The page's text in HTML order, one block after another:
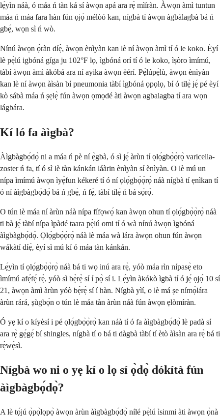
lẹ́yìn náà, ó máa ń tàn ká sí àwọn apá ara rẹ̀ mìíràn. Àwọn àmì tuntun
máa ń máa fara hàn fún ọjọ́ mélòó kan, nígbà tí àwọn àgbàlagbà bá ń
gbẹ́, wọn sì ń wò.
Nínú àwọn ọ̀ràn díẹ̀, àwọn ènìyàn kan lè ní àwọn àmì tí ó le koko. Èyí
lè pẹ̀lú igbóná gíga ju 102°F lọ, ìgbóná orí tí ó le koko, ìṣòro ìmímú,
tàbí àwọn àmì àkóbá ara ní ayika àwọn èérí. Pẹ̀lúpẹ̀lù, àwọn ènìyàn
kan lè ní àwọn àìsàn bí pneumonia tàbí ìgbóná ọpọlọ, bí ó tilẹ̀ jẹ́ pé èyí
kò sábà máa ń ṣẹlẹ̀ fún àwọn ọmọdé àti àwọn agbalagba tí ara wọn
lágbára.
Kí ló fa àìgbà?
Àìgbàgbọ́dọ̀ ni a máa ń pè ní ẹ̀gbà, ó sì jẹ́ àrùn tí ọlọ́gbọ̀ọ̀rọ̀ varicella-
zoster ń fa, tí ó sì lè tàn kánkán láàrin ènìyàn sí ènìyàn. O lè mú un
nípa ìmímú àwọn ìyẹ̀fun kékeré tí ó ní ọlọ́gbọ̀ọ̀rọ̀ náà nígbà tí ẹnìkan tí
ó ní àìgbàgbọ́dọ̀ bá ń gbẹ̀, ń fẹ́, tàbí tilẹ̀ ń bá sọ̀rọ̀.
O tún lè máa ní àrùn náà nípa fífọwọ́ kan àwọn ohun tí ọlọ́gbọ̀ọ̀rọ̀ náà
ti bà jẹ́ tàbí nípa ìpàdé taara pẹ̀lú omi tí ó wà nínú àwọn ìgbóná
àìgbàgbọ́dọ̀. Ọlọ́gbọ̀ọ̀rọ̀ náà lè máa wà lára àwọn ohun fún àwọn
wákàtí díẹ̀, èyí sì mú kí ó máa tàn kánkán.
Lẹ́yìn tí ọlọ́gbọ̀ọ̀rọ̀ náà bá ti wọ inú ara rẹ̀, yóò máa rìn nípasẹ̀ eto
ìmímú afẹ́fẹ́ rẹ̀, yóò sì bẹ̀rẹ̀ sí í pọ̀ sí i. Lẹ́yìn àkókò ìgbà tí ó jẹ́ ọjọ́ 10 sí
21, àwọn àmì àrùn yóò bẹ̀rẹ̀ sí í hàn. Nígbà yìí, o lè má ṣe nímọ̀lára
àrùn rárá, ṣùgbọ́n o tún lè máa tàn àrùn náà fún àwọn ẹlòmíràn.
Ó yẹ kí o kíyèsí i pé ọlọ́gbọ̀ọ̀rọ̀ kan náà tí ó fa àìgbàgbọ́dọ̀ lè padà sí
ara rẹ̀ gẹ́gẹ́ bí shingles, nígbà tí o bá ti dàgbà tàbí tí ètò àìsàn ara rẹ̀ bá ti
rẹ̀wẹ̀sì.
Nígbà wo ni o yẹ kí o lọ sí ọ̀dọ̀ dókítà fún
àìgbàgbọ́dọ̀?
A lè tọ́jú ọ̀pọ̀lọpọ̀ àwọn àrùn àìgbàgbọ́dọ̀ nílé pẹ̀lú ìsinmi àti àwọn ọ̀nà